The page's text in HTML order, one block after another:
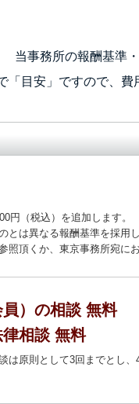
当事務所の報酬基準
「目安」ですので、費
円（税込）を追加します。
は異なる報酬基準を採用し
照頂くか、東京事務所宛に
）の相談 無料
相談 無料
原則として3回までとし